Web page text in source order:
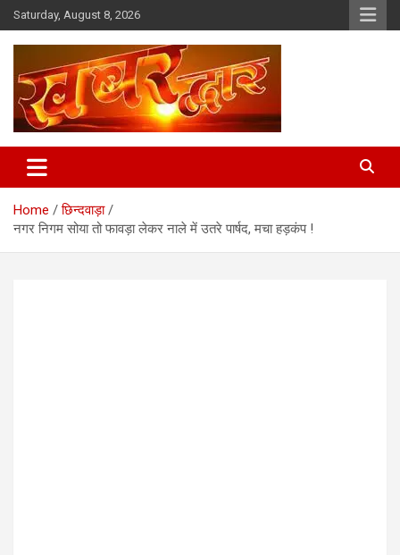
Skip
to
content
Saturday, August 8, 2026
Khabar Dwar
Home
छिन्दवाड़ा
नगर निगम सोया तो फावड़ा लेकर नाले में उतरे पार्षद, मचा हड़कंप !